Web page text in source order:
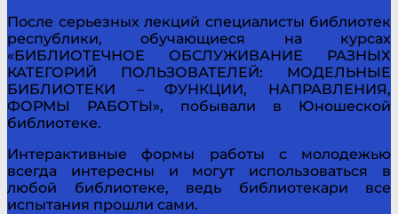
После серьезных лекций специалисты библиотек
республики, обучающиеся на курсах
«БИБЛИОТЕЧНОЕ ОБСЛУЖИВАНИЕ РАЗНЫХ
КАТЕГОРИЙ ПОЛЬЗОВАТЕЛЕЙ: МОДЕЛЬНЫЕ
БИБЛИОТЕКИ – ФУНКЦИИ, НАПРАВЛЕНИЯ,
ФОРМЫ РАБОТЫ», побывали в Юношеской
библиотеке.
Интерактивные формы работы с молодежью
всегда интересны и могут использоваться в
любой библиотеке, ведь библиотекари все
испытания прошли сами.